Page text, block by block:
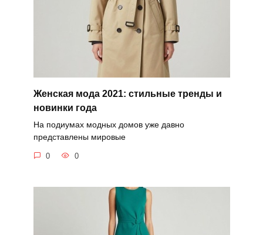
Женская мода 2021: стильные тренды и
новинки года
На подиумах модных домов уже давно
представлены мировые
0 0